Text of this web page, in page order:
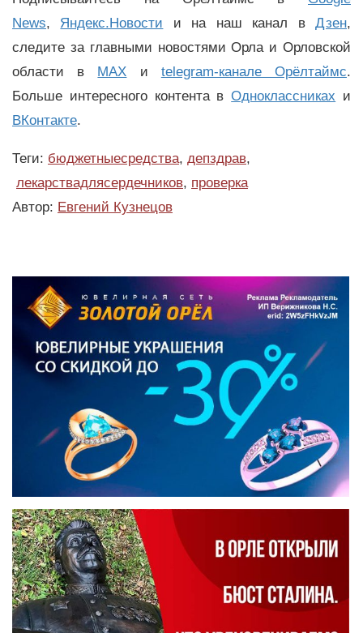
News, Яндекс.Новости и на наш канал вДзен,
следите за главными новостями Орла и Орловской
области в MAX и telegram-канале Орёлтаймс.
Больше интересного контента вОдноклассниках и
ВКонтакте.
Теги: бюджетныесредства, депздрав,
лекарствадлясердечников, проверка
Автор: Евгений Кузнецов